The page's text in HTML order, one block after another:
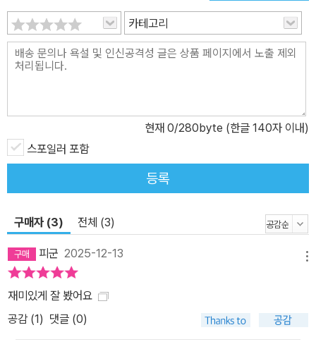
카테고리
현재 0/280byte (한글 140자 이내)
스포일러 포함
등록
구매자 (3) 전체 (3)
피군 2025-12-13
재미있게 잘 봤어요
공감 (1) 댓글 (0)